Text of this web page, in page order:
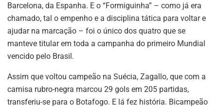
Barcelona, da Espanha. E o “Formiguinha” – como já era
chamado, tal o empenho e a disciplina tática para voltar e
ajudar na marcação – foi o único dos quatro que se
manteve titular em toda a campanha do primeiro Mundial
vencido pelo Brasil.
Assim que voltou campeão na Suécia, Zagallo, que com a
camisa rubro-negra marcou 29 gols em 205 partidas,
transferiu-se para o Botafogo. E lá fez história. Bicampeão